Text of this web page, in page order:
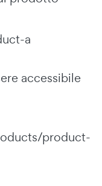
a
accessibile
product-